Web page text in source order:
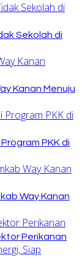
Sekolah di
Kanan Menuju
PKK di
Way Kanan
Perikanan